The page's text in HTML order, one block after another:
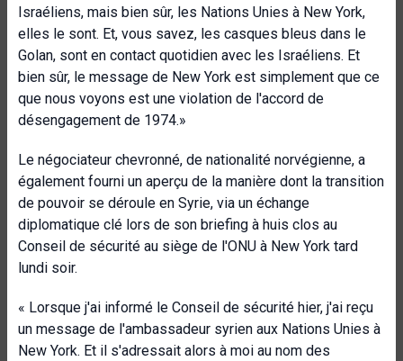
Israéliens, mais bien sûr, les Nations Unies à New York,
elles le sont. Et, vous savez, les casques bleus dans le
Golan, sont en contact quotidien avec les Israéliens. Et
bien sûr, le message de New York est simplement que ce
que nous voyons est une violation de l'accord de
désengagement de 1974.»
Le négociateur chevronné, de nationalité norvégienne, a
également fourni un aperçu de la manière dont la transition
de pouvoir se déroule en Syrie, via un échange
diplomatique clé lors de son briefing à huis clos au
Conseil de sécurité au siège de l'ONU à New York tard
lundi soir.
« Lorsque j'ai informé le Conseil de sécurité hier, j'ai reçu
un message de l'ambassadeur syrien aux Nations Unies à
New York. Et il s'adressait alors à moi au nom des